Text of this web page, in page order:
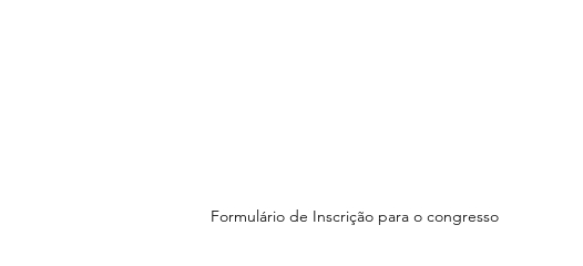
Formulário de Inscrição para o congresso